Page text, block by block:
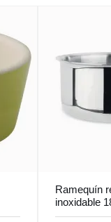
Ramequín
inoxidable
Pro.mundi